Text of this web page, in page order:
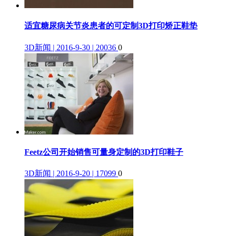
适宜糖尿病关节炎患者的可定制3D打印矫正鞋垫
3D新闻 | 2016-9-30 | 20036 0
Feetz公司开始销售可量身定制的3D打印鞋子
3D新闻 | 2016-9-20 | 17099 0